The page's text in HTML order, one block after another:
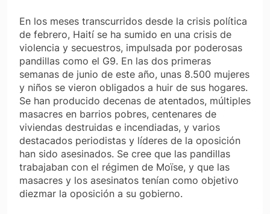
En los meses transcurridos desde la crisis política
de febrero, Haití se ha sumido en una crisis de
violencia y secuestros, impulsada por poderosas
pandillas como el G9. En las dos primeras
semanas de junio de este año, unas 8.500 mujeres
y niños se vieron obligados a huir de sus hogares.
Se han producido decenas de atentados, múltiples
masacres en barrios pobres, centenares de
viviendas destruidas e incendiadas, y varios
destacados periodistas y líderes de la oposición
han sido asesinados. Se cree que las pandillas
trabajaban con el régimen de Moïse, y que las
masacres y los asesinatos tenían como objetivo
diezmar la oposición a su gobierno.